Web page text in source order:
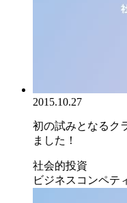
2015.10.27
初の試みとなるク
ました！
社会的投資
ビジネスコンペテ